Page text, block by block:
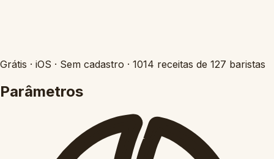
Grátis · iOS · Sem cadastro · 1014 receitas de 127 baristas
Parâmetros